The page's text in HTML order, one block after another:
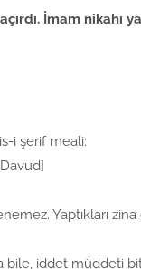
İmam nikahı
i şerif meali:
Yaptıkları zina
bile, iddet müddeti